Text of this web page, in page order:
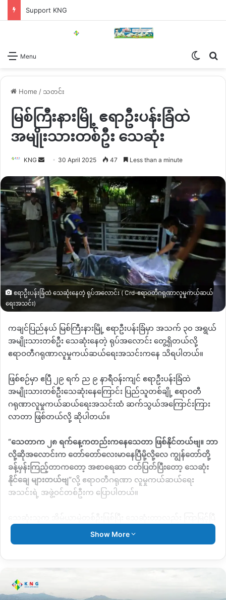
Support KNG
Menu
Home / သတင်း
မြစ်ကြီးနားမြို့ ဧရာဦးပန်းခြံထဲ
အမျိုးသားတစ်ဦး သေဆုံး
KNG
Send
email
30 April 2025 47 Less than a minute
ဧရာဦးပန်းခြံထဲ သေဆုံးနေတဲ့ ရုပ်အလောင်း ( Crd-ဧရာဝတီဂရုဏာလူမှုကယ်ဆယ်
ရေးအသင်း)
ကချင်ပြည်နယ် မြစ်ကြီးနားမြို့ ဧရာဦးပန်းခြံမှာ အသက် ၃၀ အရွယ်
အမျိုးသားတစ်ဦး သေဆုံး‌နေတဲ့ ရုပ်အလောင်း တွေ့ရှိတယ်လို့
ဧရာဝတီဂရုဏာလူမှုကယ်ဆယ်ရေးအသင်းကနေ သိရပါတယ်။
ဖြစ်စဉ်မှာ ဧပြီ ၂၉ ရက် ည ၉ နာရီဝန်းကျင် ဧရာဦးပန်းခြံထဲ
အမျိုးသားတစ်ဦးသေဆုံးနေကြောင်း ပြည်သူတစ်ချို့ ဧရာဝတီ
ဂရုဏာလူမှုကယ်ဆယ်ရေးအသင်းထံ ဆက်သွယ်အကြောင်းကြား
လာတာ ဖြစ်တယ်လို့ ဆိုပါတယ်။
“သေတာက ၂၈ ရက်နေ့ကတည်းကနေသေတာ ဖြစ်နိုင်တယ်ဗျ။ ဘာ
လို့ဆိုအလောင်းက တော်တော်လေးမာနေပြီမို့လို့လေ ကျွန်တော်တို့
ခန့်မှန်းကြည့်တာကတော့ အစာရေဆာ ငတ်ပြတ်ပြီးတော့ သေဆုံး
နိုင်ချေ များတယ်ဗျ”လို့ ဧရာဝတီဂရုဏာ လူမှုကယ်ဆယ်ရေး
အသင်းရဲ့ အဖွဲ့ဝင်တစ်ဦးက ပြောပါတယ်။
ဖြစ်တဲ့အတွက် ဆေးရုံကြီး ခွင့်ပြုချက်ယူပြီး ရာဒါကောင်သုဿန်မှာ
သင်္ဂြိုလ်ပေးခဲ့တယ်လို့ သိရပါတယ်။
ကချင်ပြည်နယ် မြစ်ကြီးနားမြို့နဲ့ ဝိုင်းမော်မြို့မှာ စစ်တပ်
အာဏာသိမ်းပြီးနောက် မြန်မာနိုင်ငံ‌နေရာတစ်ချို့က ပြည်သူများ
ရွှေ့ပြောင်းအလုပ်လာရောက်လုပ်ကိုင်ကြသူတွေများလာတာနဲ့
Show More